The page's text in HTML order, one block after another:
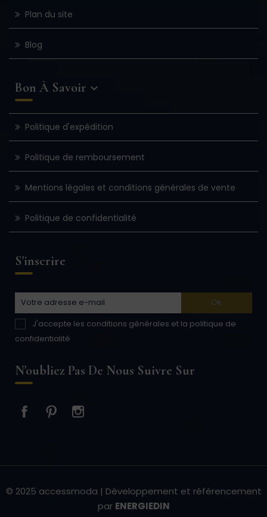
Plan du site
Blog
Bon À Savoir 
Politique d'expédition
Politique de remboursement
Mentions légales et conditions générales de vente
Politique de confidentialité
S'inscrire
J'accepte les conditions générales et la politique de
confidentialité
N'oubliez Pas De Nous Suivre Sur
FacebookPinterest
© 2025 accessmoda | Développement et référencement
par ENERGIEDIN